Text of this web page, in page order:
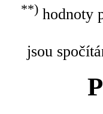
**)hodnoty
jsou